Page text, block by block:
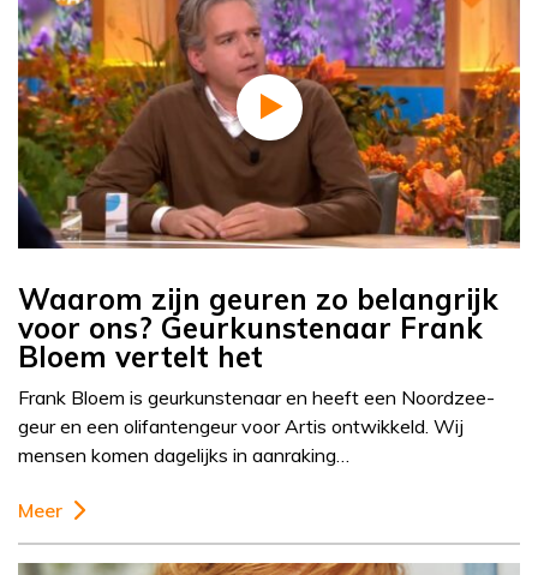
Waarom zijn geuren zo belangrijk
voor ons? Geurkunstenaar Frank
Bloem vertelt het
Frank Bloem is geurkunstenaar en heeft een Noordzee-
geur en een olifantengeur voor Artis ontwikkeld. Wij
mensen komen dagelijks in aanraking…
Meer